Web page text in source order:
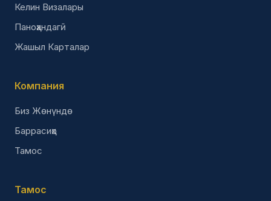
Келин Визалары
Паноҳандагӣ
Жашыл Карталар
Компания
Биз Жөнүндө
Баррасиҳо
Тамос
Тамос